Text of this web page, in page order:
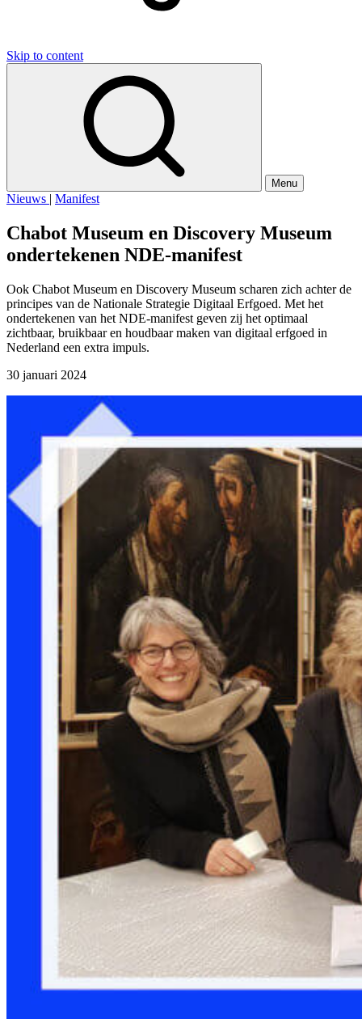
Skip to content
Menu
Nieuws | Manifest
Chabot Museum en Discovery Museum
ondertekenen NDE-manifest
Ook Chabot Museum en Discovery Museum scharen zich achter de
principes van de Nationale Strategie Digitaal Erfgoed. Met het
ondertekenen van het NDE-manifest geven zij het optimaal
zichtbaar, bruikbaar en houdbaar maken van digitaal erfgoed in
Nederland een extra impuls.
30 januari 2024